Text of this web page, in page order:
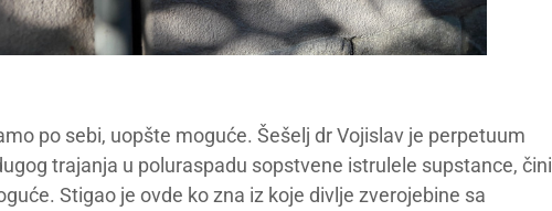
po sebi, uopšte moguće. Šešelj dr Vojislav je perpetuum
trajanja u poluraspadu sopstvene istrulele supstance, čini
Stigao je ovde ko zna iz koje divlje zverojebine sa